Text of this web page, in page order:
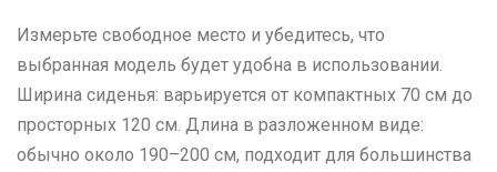
Измерьте свободное место и убедитесь, что
выбранная модель будет удобна в использовании.
Ширина сиденья: варьируется от компактных 70 см до
просторных 120 см. Длина в разложенном виде:
обычно около 190–200 см, подходит для большинства